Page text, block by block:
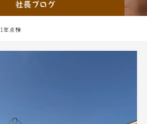
社長ブログ
1年点検